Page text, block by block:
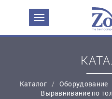
Каталог Оборудование
Выравнивание по
ЗАДАТЬ ВОПРОС О
Эл. почта: